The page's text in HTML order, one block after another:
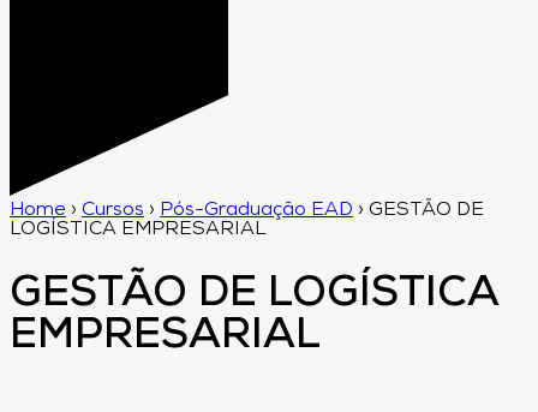
Home › Cursos › Pós-Graduação EAD › GESTÃO DE
LOGÍSTICA EMPRESARIAL
GESTÃO DE LOGÍSTICA
EMPRESARIAL